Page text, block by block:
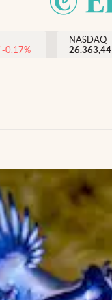
-0.17%
NASDAQ
26.363,44